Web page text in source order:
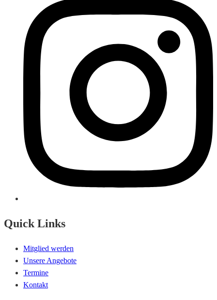
Quick Links
Mitglied werden
Unsere Angebote
Termine
Kontakt